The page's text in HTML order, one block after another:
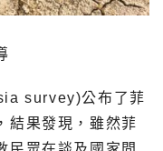
survey)公布了菲
結果發現，雖然菲